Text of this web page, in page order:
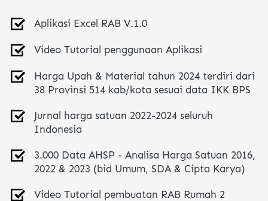
Aplikasi Excel RAB V.1.0
Video Tutorial penggunaan Aplikasi
Harga Upah & Material tahun 2024 terdiri dari
38 Provinsi 514 kab/kota sesuai data IKK BPS
Jurnal harga satuan 2022-2024 seluruh
Indonesia
3.000 Data AHSP - Analisa Harga Satuan 2016,
2022 & 2023 (bid Umum, SDA & Cipta Karya)
Video Tutorial pembuatan RAB Rumah 2